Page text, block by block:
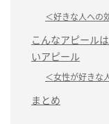
＜好きな人への
こんなアピール
いアピール
＜女性が好きな
まとめ